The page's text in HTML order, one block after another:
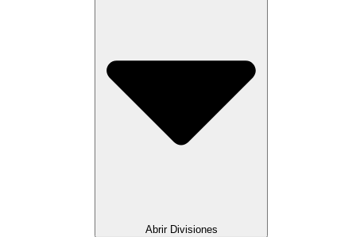
Abrir Divisiones